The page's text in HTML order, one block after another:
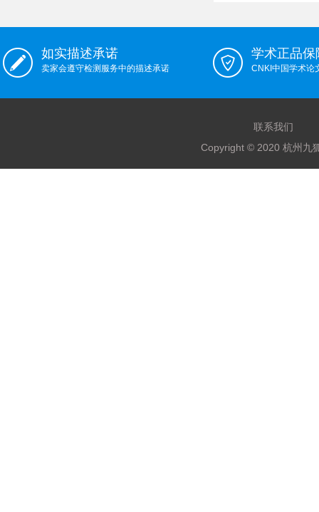
如实描述承诺
卖家会遵守检测服务中的描述承诺
学术正品保
CNKI中国学术论
联系我们
Copyright © 2020 杭州九